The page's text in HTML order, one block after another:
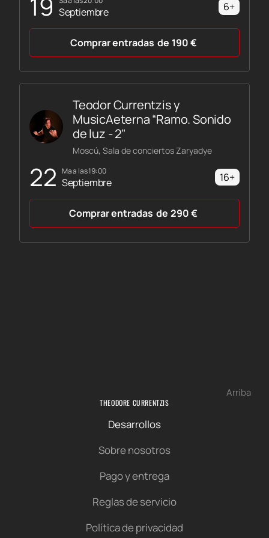
Septiembre 6+
Comprar entradas de 190€
22 ma a las 19:00
Septiembre
Teodor Currentzis y
MusicAeterna “Ramo. Sonido
de luz - 2"
Moscú, Sala de conciertos Zaryadye
16+
Comprar entradas de 290€
Arriba
THEODORE CURRENTZIS
Desarrollos
Sobre nosotros
Pago y entrega
Reglas de servicio
Política de privacidad